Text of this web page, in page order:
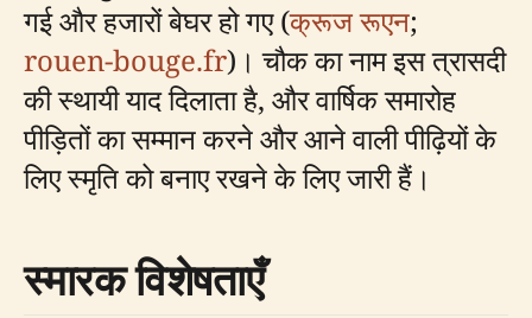
गई और हजारों बेघर हो गए (क्रूज रूएन;
rouen-bouge.fr)। चौक का नाम इस त्रासदी
की स्थायी याद दिलाता है, और वार्षिक समारोह
पीड़ितों का सम्मान करने और आने वाली पीढ़ियों के
लिए स्मृति को बनाए रखने के लिए जारी हैं।
स्मारक विशेषताएँ